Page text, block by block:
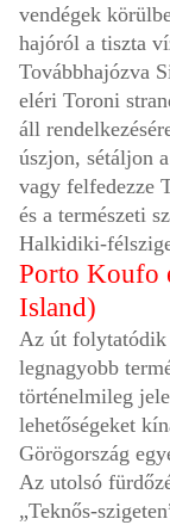
vendégek
hajóról a tiszta
Továbbhajózva
eléri Toroni
áll
úszjon, sétáljon
vagy felfedezze
és a természeti
Halkidiki-
Porto Koufo
Island)
Az út folytatódik
legnagyobb
történelmileg
lehetőségeket
Görögország
Az utolsó
„Teknős-